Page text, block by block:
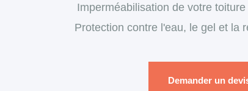
Imperméabilisation de votre
Protection contre l'eau, le gel et la
Demander un